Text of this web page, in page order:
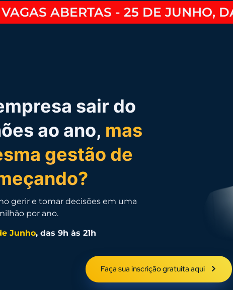
VAGAS ABERTAS - 25 DE JUNHO,
sair do
ao ano, mas
gestão de
gerir e tomar decisões em uma
por ano.
Junho, das 9h às 21h
Faça sua inscrição gratuita aqui